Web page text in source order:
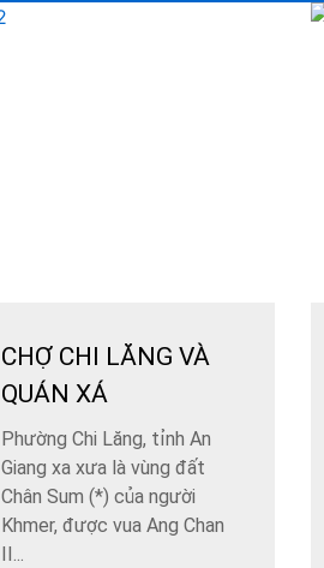
CHỢ CHI LĂNG VÀ
QUÁN XÁ
Phường Chi Lăng, tỉnh An
Giang xa xưa là vùng đất
Chân Sum (*) của người
Khmer, được vua Ang Chan
II...